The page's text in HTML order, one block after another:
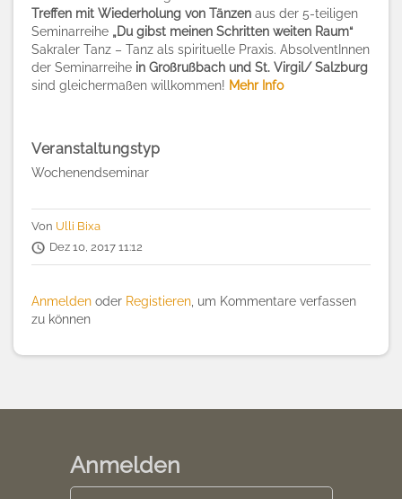
Treffen mit Wiederholung von Tänzen aus der 5-teiligen
Seminarreihe „Du gibst meinen Schritten weiten Raum“
Sakraler Tanz – Tanz als spirituelle Praxis. AbsolventInnen
der Seminarreihe in Großrußbach und St. Virgil/ Salzburg
sind gleichermaßen willkommen! Mehr Info
Veranstaltungstyp
Wochenendseminar
Von Ulli Bixa
Dez 10, 2017 11:12
Anmelden oder Registieren , um Kommentare verfassen
zu können
Anmelden